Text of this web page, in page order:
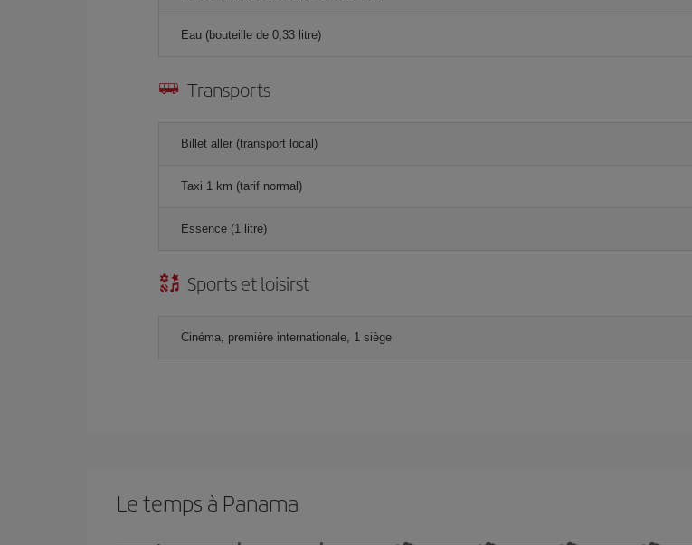
Eau (bouteille de 0,33 litre)
Transports
Billet aller (transport local)
Taxi 1 km (tarif normal)
Essence (1 litre)
Sports et loisirst
Cinéma, première internationale, 1 siège
Le temps à Panama